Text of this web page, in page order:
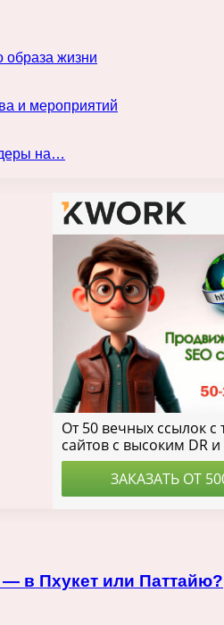
образа жизни
и мероприятий
на…
в Пхукет или Паттайю?